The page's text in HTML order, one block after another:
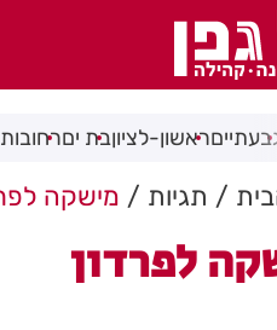
ראשון-לציוןבת יםרחובות
תגיות מישקה
לפרדון